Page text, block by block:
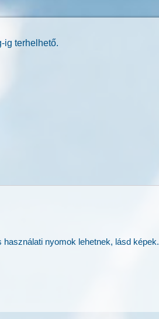
ig terhelhető.
nyomok lehetnek, lásd képek.